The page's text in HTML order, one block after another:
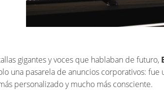
gigantes y voces que hablaban de futuro,
una pasarela de anuncios corporativos:
personalizado y mucho más consciente.